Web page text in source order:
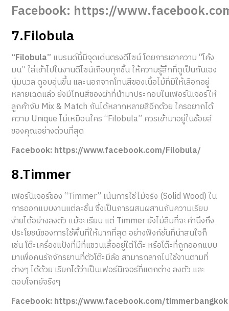
Facebook: https://
7.Filobula
“Filobula” แบรนด์นี้มีจุดเด่นตรงดีไซน์ โดยการเอาความ “โค้ง
มน” ใส่เข้าไปในงานดีไซน์เกือบทุกชิ้น ให้ความรู้สึกที่ดูเป็นกันเอง
นุ่มนวล ดูอบอุ่นขึ้น และนอกจากโทนสีของเนื้อไม้ที่มีให้เลือกอยู่
หลายเฉดแล้ว ยังมีโทนสีของผ้าที่นำมาประกอบในเฟอร์นิเจอร์ให้
ลูกค้าจับ Mix & Match กันได้หลากหลายสีอีกด้วย ใครอยากได้
ความ Unique ไม่เหมือนใคร “Filobula” ควรเข้ามาอยู่ในช้อยส์
ของคุณอย่างด่วนที่สุด
Facebook: https://www.facebook.com/Filobula/
8.Timmer
เฟอร์นิเจอร์ของ “Timmer” เน้นการใช้ไม้จริง (Solid Wood) ใน
การออกแบบงานแต่ละชิ้น ซึ่งเป็นการผสมผสานกับความเรียบ
ง่ายได้อย่างลงตัว แม้จะเรียบ แต่ Timmer ยังไม่ลืมที่จะคำนึงถึง
ประโยชน์ของการใช้พื้นที่ให้มากที่สุด อย่างฟังก์ชั่นที่น่าสนใจก็
เช่น โต๊ะเครื่องแป้งที่มีที่แขวนเสื้ออยู่ใต้โต๊ะ หรือโต๊ะที่ถูกออกแบบ
มาเพื่อคนรักจักรยานที่ตัวโต๊ะมีล้อ สามารถลากไปใช้งานตามที่
ต่างๆ ได้ด้วย เรียกได้ว่าเป็นเฟอร์นิเจอร์ที่แตกต่าง ลงตัว และ
ตอบโจทย์จริงๆ
Facebook: https://www.facebook.com/timmerbangkok